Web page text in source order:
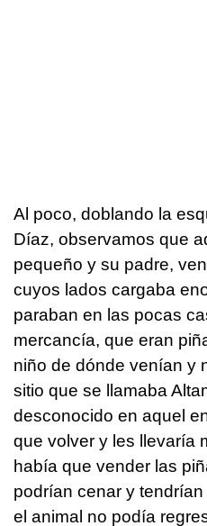
Al poco, doblando la
Díaz, observamos que
pequeño y su padre,
cuyos lados cargaba
paraban en las pocas
mercancía, que eran
niño de dónde venían y
sitio que se llamaba
desconocido en aquel
que volver y les llevaría
había que vender las
podrían cenar y
el animal no podía